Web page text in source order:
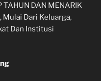
TAHUN DAN MENARIK
Mulai Dari Keluarga,
Dan Institusi